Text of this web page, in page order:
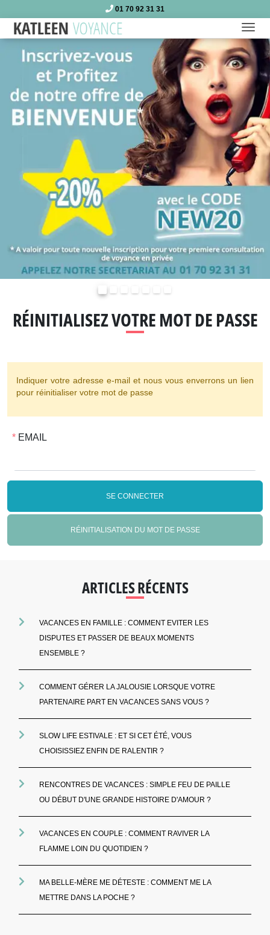
01 70 92 31 31
RÉINITIALISEZ VOTRE MOT DE PASSE
Indiquer votre adresse e-mail et nous vous enverrons un lien
pour réinitialiser votre mot de passe
EMAIL
SE CONNECTER
ARTICLES RÉCENTS
VACANCES EN FAMILLE : COMMENT EVITER LES
DISPUTES ET PASSER DE BEAUX MOMENTS
ENSEMBLE ?
COMMENT GÉRER LA JALOUSIE LORSQUE VOTRE
PARTENAIRE PART EN VACANCES SANS VOUS ?
SLOW LIFE ESTIVALE : ET SI CET ÉTÉ, VOUS
CHOISISSIEZ ENFIN DE RALENTIR ?
RENCONTRES DE VACANCES : SIMPLE FEU DE PAILLE
OU DÉBUT D'UNE GRANDE HISTOIRE D'AMOUR ?
VACANCES EN COUPLE : COMMENT RAVIVER LA
FLAMME LOIN DU QUOTIDIEN ?
MA BELLE-MÈRE ME DÉTESTE : COMMENT ME LA
METTRE DANS LA POCHE ?